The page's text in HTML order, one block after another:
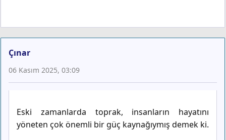
Çınar
06 Kasım 2025, 03:09
Eski zamanlarda toprak, insanların hayatını
yöneten çok önemli bir güç kaynağıymış demek ki.